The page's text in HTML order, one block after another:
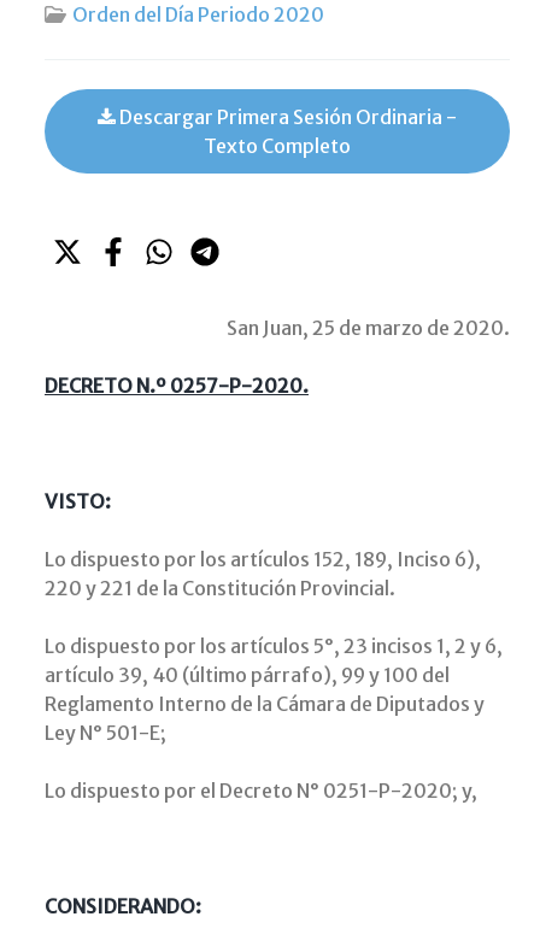
Orden del Día Periodo 2020
Descargar Primera Sesión Ordinaria -
Texto Completo
San Juan, 25 de marzo de 2020.
DECRETO N.º 0257-P-2020.
VISTO:
Lo dispuesto por los artículos 152, 189, Inciso 6),
220 y 221 de la Constitución Provincial.
Lo dispuesto por los artículos 5°, 23 incisos 1, 2 y 6,
artículo 39, 40 (último párrafo), 99 y 100 del
Reglamento Interno de la Cámara de Diputados y
Ley N° 501-E;
Lo dispuesto por el Decreto N° 0251-P-2020; y,
CONSIDERANDO: